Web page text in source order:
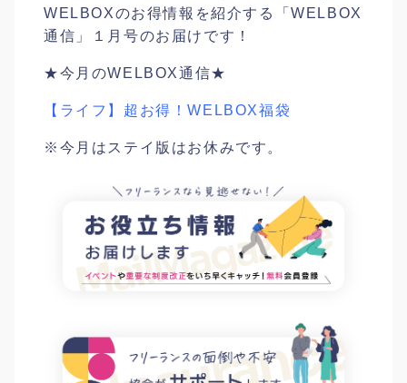
WELBOXのお得情報を紹介する「WELBOX
通信」１月号のお届けです！
★今月のWELBOX通信★
【ライフ】超お得！WELBOX福袋
※今月はステイ版はお休みです。